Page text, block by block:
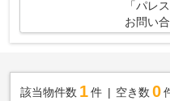
「パレ
お問い
該当物件数 1件 空き数 0